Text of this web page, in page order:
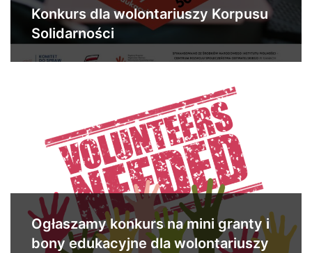
Konkurs dla wolontariuszy Korpusu
Solidarności
Ogłaszamy konkurs na mini granty i
bony edukacyjne dla wolontariuszy